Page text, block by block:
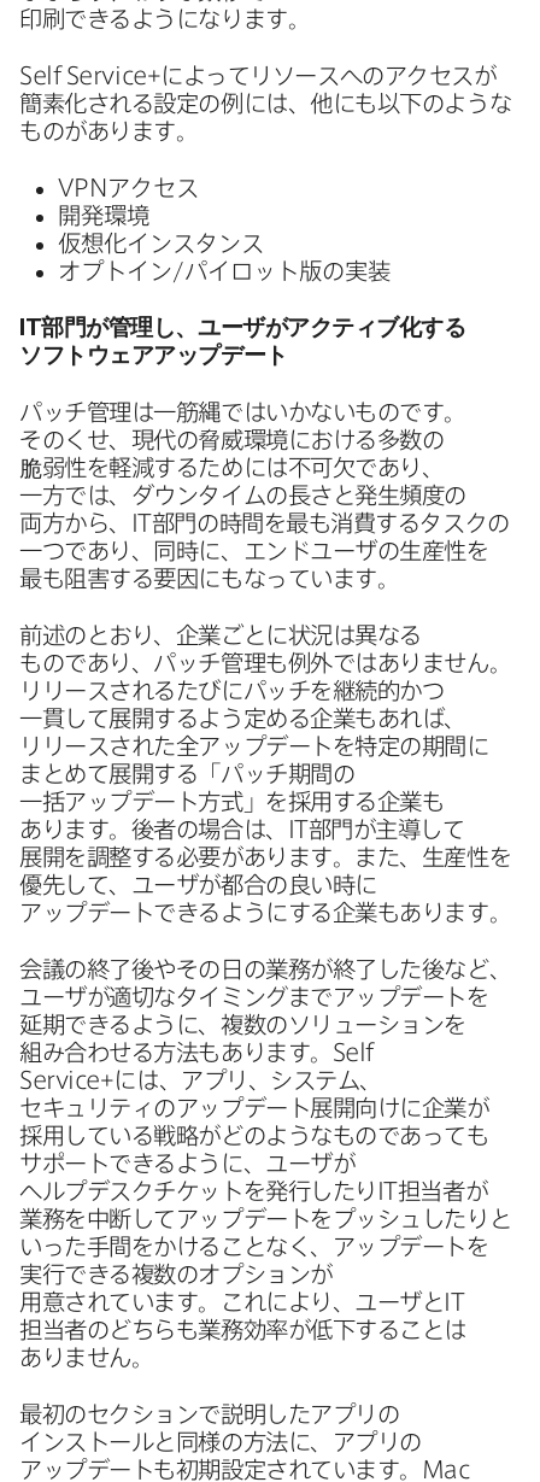
印刷できるようになります。
Self Service+に​よって​リソースへの​アクセスが​
簡素化される​設定の​例には、​他にも​以下のような​
ものが​あります。
VPN アクセス
開発環境
仮想化インスタンス
オプトイン/パイロット版の​実装
IT部門が​管理し、​ユーザが​アクティブ化する​
ソフトウェアアップデート
パッチ管理は​一筋縄では​いかない​ものです。​
そのくせ、​現代の​脅威環境に​おける​多数の​
脆弱性を​軽減する​ためには​不可欠であり、​
一方では、​ダウンタイムの​長さと​発生頻度の​
両方から、
IT部門の​時間を​最も​消費する​タスクの​
一つであり、​同時に、​エンドユーザの​生産性を​
最も​阻害する​要因にもなっています。
前述の​とおり、​企業ごとに​状況は​異なる​
ものであり、​パッチ管理も​例外では​ありません。​
リリースされる​たびに​パッチを​継続的かつ​
一貫して​展開するよう​定める​企業も​あれば、​
リリースされた​全アップデートを​特定の​期間に​
まとめて​展開する​「パッチ期間の​
一括アップデート方​式」を​採用する​企業も​
あります。​後者の​場合は、
IT部門が​主導して​
展開を​調整する​必要が​あります。​また、​生産性を​
優先して、​ユーザが​都合の​良い​時に​
アップデートできるように​する​企業も​あります。
会議の​終了後や​その​日の​業務が​終了した​後など、​
ユーザが​適切な​タイミングまで​アップデートを​
延期できるように、​複数の​ソリューションを​
組み合わせる​方​法も​あります。 Self
Service+には、​アプリ、​システム、​
セキュリティの​アップデート展開向けに​企業が​
採用している​戦略が​どのような​ものであっても​
サポートできるように、​ユーザが​
ヘルプデスクチケットを​発行したり IT担当者が​
業務を​中断して​アップデートを​プッシュしたりと​
いった​手間を​かける​ことなく、​アップデートを​
実行できる​複数の​オプションが​
用意されています。​これに​より、​ユーザと IT
担当者の​どちらも​業務効率が​低下する​ことは​
ありません。
最初の​セクションで​説明した​アプリの​
インストールと​同様の​方​法に、​アプリの​
アップデートも​初期設定されています。
Mac